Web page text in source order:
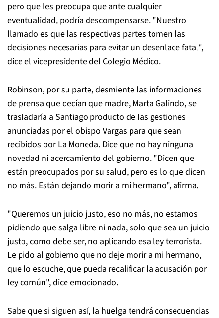
pero que les preocupa que ante cualquier
eventualidad, podría descompensarse. "Nuestro
llamado es que las respectivas partes tomen las
decisiones necesarias para evitar un desenlace fatal",
dice el vicepresidente del Colegio Médico.
Robinson, por su parte, desmiente las informaciones
de prensa que decían que madre, Marta Galindo, se
trasladaría a Santiago producto de las gestiones
anunciadas por el obispo Vargas para que sean
recibidos por La Moneda. Dice que no hay ninguna
novedad ni acercamiento del gobierno. "Dicen que
están preocupados por su salud, pero es lo que dicen
no más. Están dejando morir a mi hermano", afirma.
"Queremos un juicio justo, eso no más, no estamos
pidiendo que salga libre ni nada, solo que sea un juicio
justo, como debe ser, no aplicando esa ley terrorista.
Le pido al gobierno que no deje morir a mi hermano,
que lo escuche, que pueda recalificar la acusación por
ley común", dice emocionado.
Sabe que si siguen así, la huelga tendrá consecuencias